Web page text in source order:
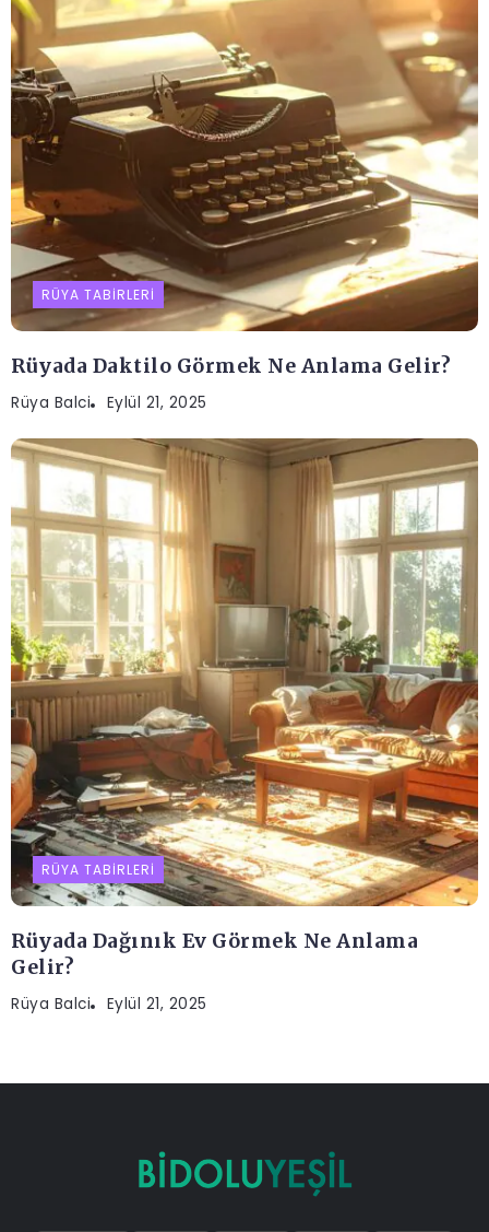
RÜYA TABIRLERI
Rüyada Daktilo Görmek Ne Anlama Gelir?
Rüya Balci Eylül 21, 2025
RÜYA TABIRLERI
Rüyada Dağınık Ev Görmek Ne Anlama
Gelir?
Rüya Balci Eylül 21, 2025